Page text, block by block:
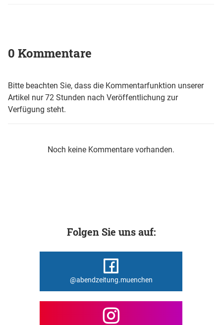
0 Kommentare
Bitte beachten Sie, dass die Kommentarfunktion unserer
Artikel nur 72 Stunden nach Veröffentlichung zur
Verfügung steht.
Noch keine Kommentare vorhanden.
Folgen Sie uns auf:
@abendzeitung.muenchen